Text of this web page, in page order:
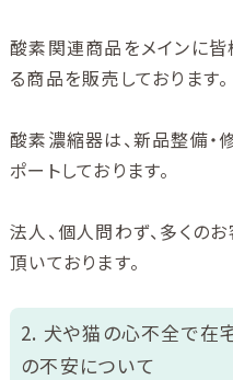
酸素関連商品をメインに
る商品を販売しております。
酸素濃縮器は、新品整備・
ポートしております。
法人、個人問わず、多くの
頂いております。
2. 犬や猫の心不全で在
の不安について